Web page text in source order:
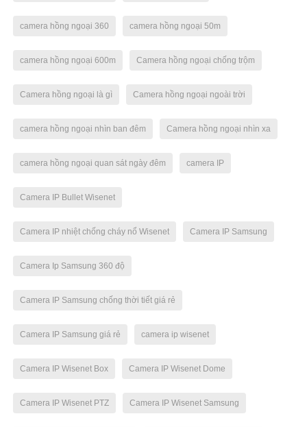
camera hồng ngoại 360 camera hồng ngoại 50m
camera hồng ngoại 600m Camera hồng ngoại chống trộm
Camera hồng ngoại là gì Camera hồng ngoại ngoài trời
camera hồng ngoại nhìn ban đêm Camera hồng ngoại nhìn xa
camera hồng ngoại quan sát ngày đêm camera IP
Camera IP Bullet Wisenet
Camera IP nhiệt chống cháy nổ Wisenet Camera IP Samsung
Camera Ip Samsung 360 độ
Camera IP Samsung chống thời tiết giá rẻ
Camera IP Samsung giá rẻ camera ip wisenet
Camera IP Wisenet Box Camera IP Wisenet Dome
Camera IP Wisenet PTZ Camera IP Wisenet Samsung